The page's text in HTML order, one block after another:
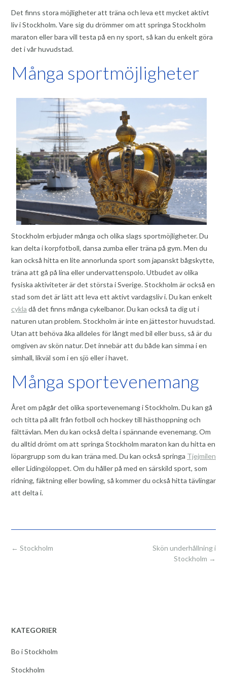
Det finns stora möjligheter att träna och leva ett mycket aktivt
liv i Stockholm. Vare sig du drömmer om att springa Stockholm
maraton eller bara vill testa på en ny sport, så kan du enkelt göra
det i vår huvudstad.
Många sportmöjligheter
Stockholm erbjuder många och olika slags sportmöjligheter. Du
kan delta i korpfotboll, dansa zumba eller träna på gym. Men du
kan också hitta en lite annorlunda sport som japanskt bågskytte,
träna att gå på lina eller undervattenspolo. Utbudet av olika
fysiska aktiviteter är det största i Sverige. Stockholm är också en
stad som det är lätt att leva ett aktivt vardagsliv i. Du kan enkelt
cykla då det finns många cykelbanor. Du kan också ta dig ut i
naturen utan problem. Stockholm är inte en jättestor huvudstad.
Utan att behöva åka alldeles för långt med bil eller buss, så är du
omgiven av skön natur. Det innebär att du både kan simma i en
simhall, likväl som i en sjö eller i havet.
Många sportevenemang
Året om pågår det olika sportevenemang i Stockholm. Du kan gå
och titta på allt från fotboll och hockey till hästhoppning och
fälttävlan. Men du kan också delta i spännande evenemang. Om
du alltid drömt om att springa Stockholm maraton kan du hitta en
löpargrupp som du kan träna med. Du kan också springa Tjejmilen
eller Lidingöloppet. Om du håller på med en särskild sport, som
ridning, fäktning eller bowling, så kommer du också hitta tävlingar
att delta i.
Post
Skön underhållning i
Stockholm →
← Stockholm
KATEGORIER
Bo i Stockholm
Stockholm